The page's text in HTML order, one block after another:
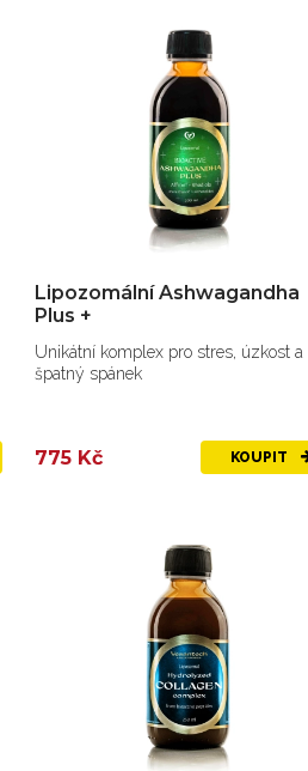
Lipozomální Ashwagandha
Plus +
Unikátní komplex pro stres, úzkost a
špatný spánek
775 Kč KOUPIT